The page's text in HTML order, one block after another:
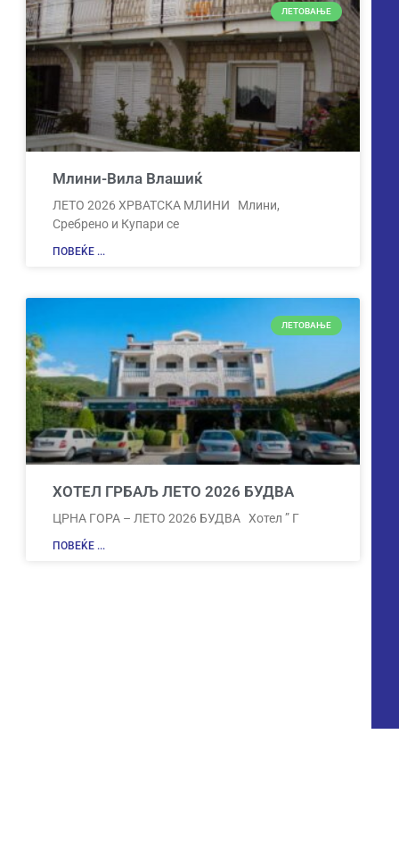
ЛЕТОВАЊЕ
Млини-Вила Влашиќ
ЛЕТО 2026 ХРВАТСКА МЛИНИ Млини,
Сребрено и Купари се
ПОВЕЌЕ ...
ЛЕТОВАЊЕ
ХОТЕЛ ГРБАЉ ЛЕТО 2026 БУДВА
ЦРНА ГОРА – ЛЕТО 2026 БУДВА Хотел ” Г
ПОВЕЌЕ ...